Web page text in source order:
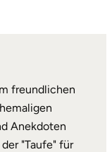
freundlichen
Anekdoten
"Taufe" für